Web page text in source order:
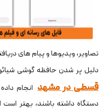
تصاویر، ویدیوها و پیام های
دلیل پر شدن حافظه گوشی
قسطی در مشهد انجام
دستگاه داشته باشند، بهتر است